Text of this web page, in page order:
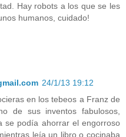
Hay robots a los que se les
humanos, cuidado!
24/1/13 19:12
en los tebeos a Franz de
de sus inventos fabulosos,
se podía ahorrar el engorroso
leía un libro o cocinaba